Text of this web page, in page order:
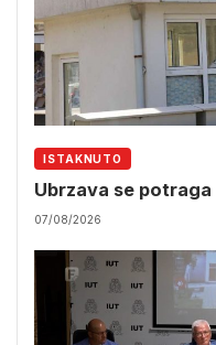
ISTAKNUTO
Ubrzava se
07/08/2026